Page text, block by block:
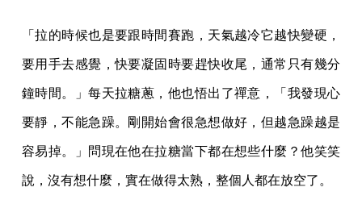
「拉的時候也是要跟時間賽跑，天氣越冷它越快變硬，
要用手去感覺，快要凝固時要趕快收尾，通常只有幾分
鐘時間。」每天拉糖蔥，他也悟出了禪意，「我發現心
要靜，不能急躁。剛開始會很急想做好，但越急躁越是
容易掉。」問現在他在拉糖當下都在想些什麼？他笑笑
說，沒有想什麼，實在做得太熟，整個人都在放空了。